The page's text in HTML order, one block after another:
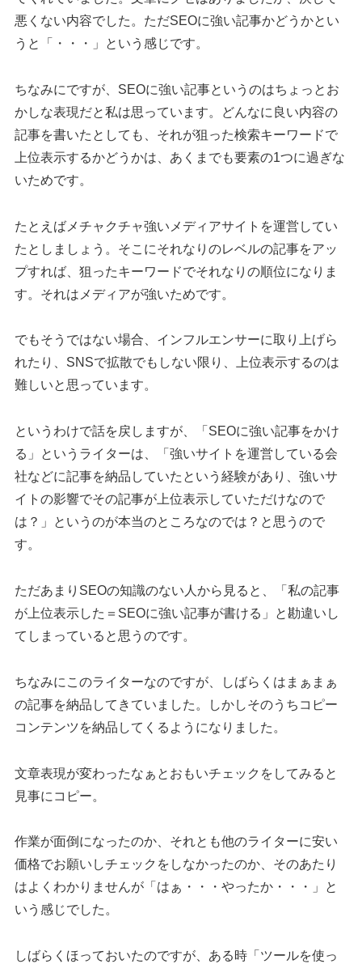
悪くない内容でした。ただSEOに強い記事かどうかとい
うと「・・・」という感じです。
ちなみにですが、SEOに強い記事というのはちょっとお
かしな表現だと私は思っています。どんなに良い内容の
記事を書いたとしても、それが狙った検索キーワードで
上位表示するかどうかは、あくまでも要素の1つに過ぎな
いためです。
たとえばメチャクチャ強いメディアサイトを運営してい
たとしましょう。そこにそれなりのレベルの記事をアッ
プすれば、狙ったキーワードでそれなりの順位になりま
す。それはメディアが強いためです。
でもそうではない場合、インフルエンサーに取り上げら
れたり、SNSで拡散でもしない限り、上位表示するのは
難しいと思っています。
というわけで話を戻しますが、「SEOに強い記事をかけ
る」というライターは、「強いサイトを運営している会
社などに記事を納品していたという経験があり、強いサ
イトの影響でその記事が上位表示していただけなので
は？」というのが本当のところなのでは？と思うので
す。
ただあまりSEOの知識のない人から見ると、「私の記事
が上位表示した＝SEOに強い記事が書ける」と勘違いし
てしまっていると思うのです。
ちなみにこのライターなのですが、しばらくはまぁまぁ
の記事を納品してきていました。しかしそのうちコピー
コンテンツを納品してくるようになりました。
文章表現が変わったなぁとおもいチェックをしてみると
見事にコピー。
作業が面倒になったのか、それとも他のライターに安い
価格でお願いしチェックをしなかったのか、そのあたり
はよくわかりませんが「はぁ・・・やったか・・・」と
いう感じでした。
しばらくほっておいたのですが、ある時「ツールを使っ